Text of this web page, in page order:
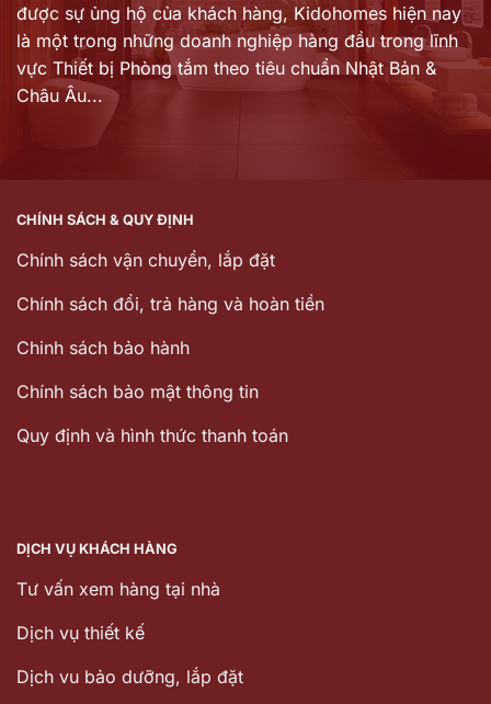
được sự ủng hộ của khách hàng, Kidohomes hiện nay
là một trong những doanh nghiệp hàng đầu trong lĩnh
vực Thiết bị Phòng tắm theo tiêu chuẩn Nhật Bản &
Châu Âu...
CHÍNH SÁCH & QUY ĐỊNH
Chính sách vận chuyển, lắp đặt
Chính sách đổi, trả hàng và hoàn tiền
Chinh sách bảo hành
Chính sách bảo mật thông tin
Quy định và hình thức thanh toán
DỊCH VỤ KHÁCH HÀNG
Tư vấn xem hàng tại nhà
Dịch vụ thiết kế
Dịch vu bảo dưỡng, lắp đặt